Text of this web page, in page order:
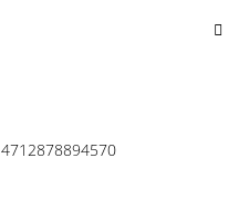
4712878894570